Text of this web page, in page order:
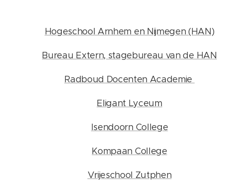
Hogeschool Arnhem en Nijmegen (HAN)
Bureau Extern, stagebureau van de HAN
Radboud Docenten Academie
Eligant Lyceum
Isendoorn College
Kompaan College
Vrijeschool Zutphen